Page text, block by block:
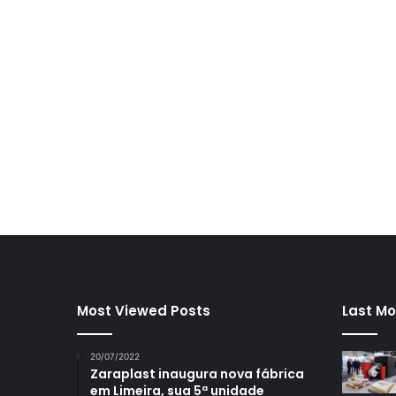
Most Viewed Posts
20/07/2022
Zaraplast inaugura nova fábrica
em Limeira, sua 5ª unidade
Last